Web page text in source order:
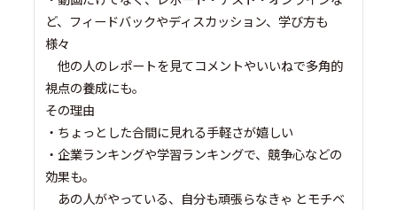
ど、フィードバックやディスカッション、学び方も
様々
他の人のレポートを見てコメントやいいねで多角的
視点の養成にも。
その理由
・ちょっとした合間に見れる手軽さが嬉しい
・企業ランキングや学習ランキングで、競争心などの
効果も。
あの人がやっている、自分も頑張らなきゃ とモチベ